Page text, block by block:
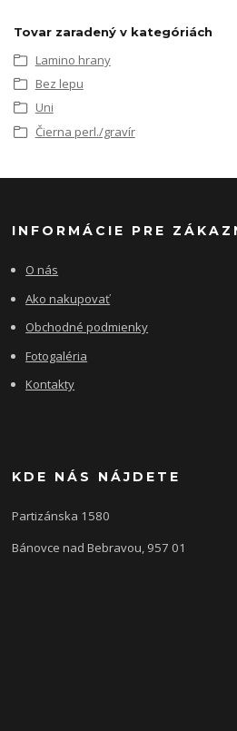
Tovar zaradený v kategóriách
Lamino hrany
Bez lepu
Uni
Čierna perl./gravír
INFORMÁCIE PRE
O nás
Ako nakupovať
Obchodné podmienky
Fotogaléria
Kontakty
KDE NÁS NÁJDETE
Partizánska 1580
Bánovce nad Bebravou, 957 01